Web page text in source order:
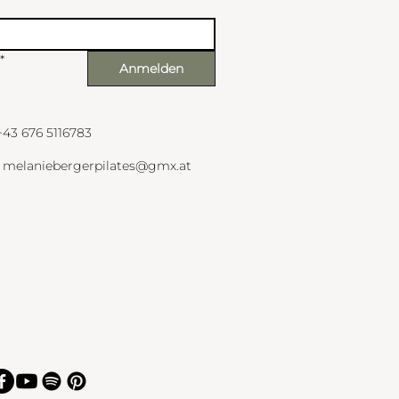
*
Anmelden
676 5116783
melaniebergerpilates@gmx.at